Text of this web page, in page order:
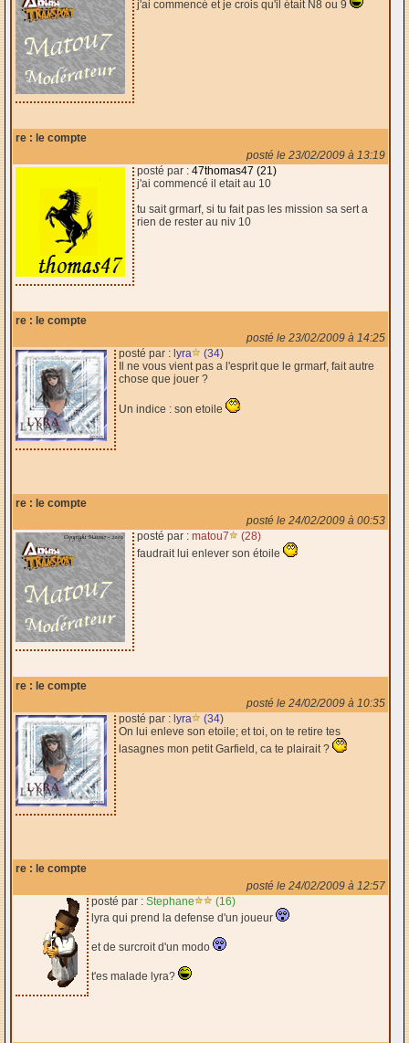
j'ai commencé et je crois qu'il était N8 ou 9
re : le compte
posté le 23/02/2009 à 13:19
posté par : 47thomas47 (21)
j'ai commencé il etait au 10
tu sait grmarf, si tu fait pas les mission sa sert a
rien de rester au niv 10
re : le compte
posté le 23/02/2009 à 14:25
posté par : lyra
(34)
Il ne vous vient pas a l'esprit que le grmarf, fait autre
chose que jouer ?
Un indice : son etoile
re : le compte
posté le 24/02/2009 à 00:53
posté par : matou7
(28)
faudrait lui enlever son étoile
re : le compte
posté le 24/02/2009 à 10:35
posté par : lyra
(34)
On lui enleve son etoile; et toi, on te retire tes
lasagnes mon petit Garfield, ca te plairait ?
re : le compte
posté le 24/02/2009 à 12:57
posté par : Stephane
(16)
lyra qui prend la defense d'un joueur
et de surcroit d'un modo
t'es malade lyra?